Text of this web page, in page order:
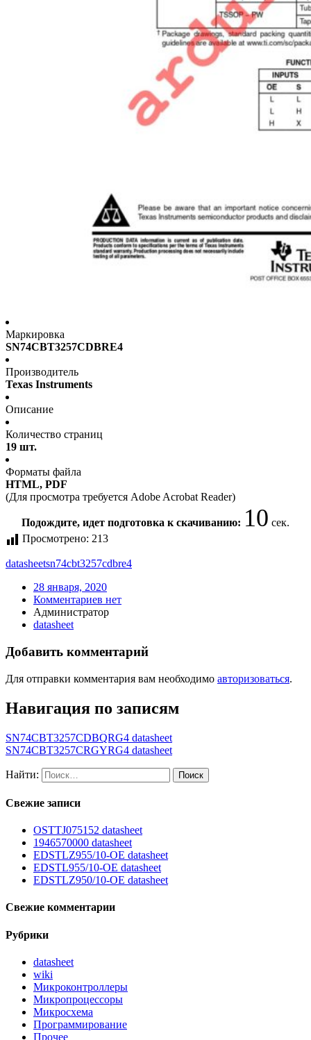
Маркировка
SN74CBT3257CDBRE4
Производитель
Texas Instruments
Описание
Количество страниц
19 шт.
Форматы файла
HTML, PDF
(Для просмотра требуется Adobe Acrobat Reader)
Подождите, идет подготовка к скачиванию: 10 сек.
Просмотрено: 213
datasheetsn74cbt3257cdbre4
28 января, 2020
Комментариев нет
Администратор
datasheet
Добавить комментарий
Для отправки комментария вам необходимо авторизоваться.
Навигация по записям
SN74CBT3257CDBQRG4 datasheet
SN74CBT3257CRGYRG4 datasheet
Найти:
Свежие записи
OSTTJ075152 datasheet
1946570000 datasheet
EDSTLZ955/10-OE datasheet
EDSTL955/10-OE datasheet
EDSTLZ950/10-OE datasheet
Свежие комментарии
Рубрики
datasheet
wiki
Микроконтроллеры
Микропроцессоры
Микросхема
Программирование
Прочее